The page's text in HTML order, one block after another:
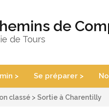
de
de Tours
> Se préparer >
classé > Sortie à Charentilly